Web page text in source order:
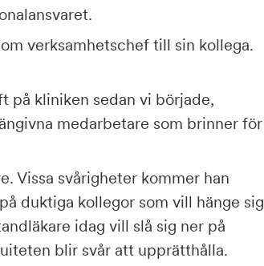
verksamhetschef till sin kollega.
på kliniken sedan vi började,
medarbetare som brinner för
Vissa svårigheter kommer han
duktiga kollegor som vill hänge sig
idag vill slå sig ner på
blir svår att upprätthålla.